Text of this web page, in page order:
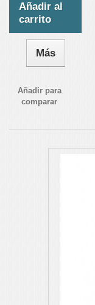
Añadir al
carrito
Más
Añadir para
comparar